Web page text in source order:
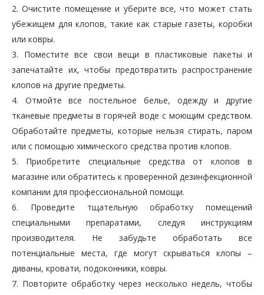
2. Очистите помещение и уберите все, что может стать
убежищем для клопов, такие как старые газеты, коробки
или ковры.
3. Поместите все свои вещи в пластиковые пакеты и
запечатайте их, чтобы предотвратить распространение
клопов на другие предметы.
4. Отмойте все постельное белье, одежду и другие
тканевые предметы в горячей воде с моющим средством.
Обработайте предметы, которые нельзя стирать, паром
или с помощью химического средства против клопов.
5. Приобретите специальные средства от клопов в
магазине или обратитесь к проверенной дезинфекционной
компании для профессиональной помощи.
6. Проведите тщательную обработку помещений
специальными препаратами, следуя инструкциям
производителя. Не забудьте обработать все
потенциальные места, где могут скрываться клопы –
диваны, кровати, подоконники, ковры.
7. Повторите обработку через несколько недель, чтобы